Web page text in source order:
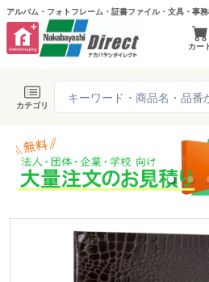
アルバム・フォトフレーム・証書ファイル・文具・事
カー
カテゴリ